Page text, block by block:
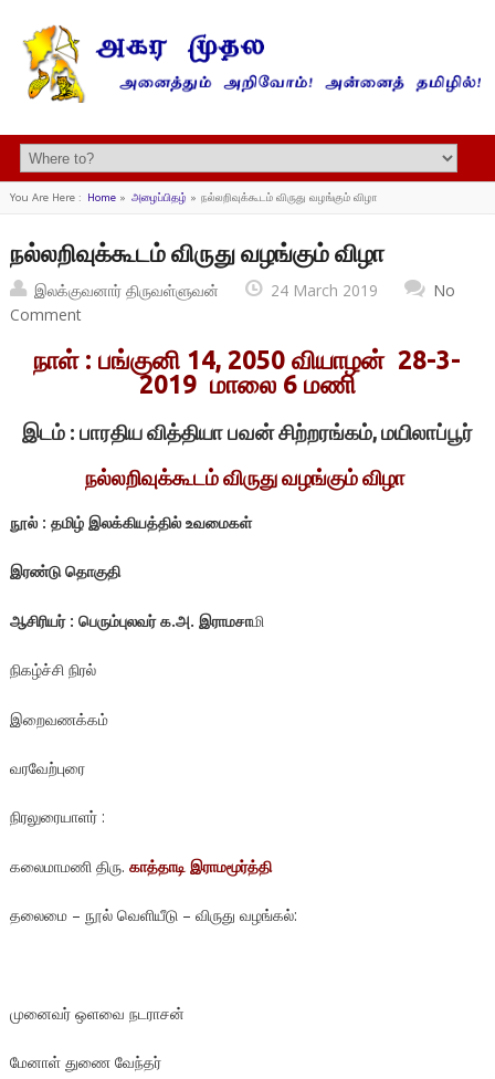
You Are Here : Home» அழைப்பிதழ் » நல்லறிவுக்கூடம் விருது வழங்கும் விழா
நல்லறிவுக்கூடம் விருது வழங்கும் விழா
இலக்குவனார் திருவள்ளுவன் 24 March 2019
No
Comment
நாள் : பங்குனி 14, 2050 வியாழன் 28-3-
2019 மாலை 6 மணி
இடம் : பாரதிய வித்தியா பவன் சிற்றரங்கம், மயிலாப்பூர்
நல்லறிவுக்கூடம் விருது வழங்கும் விழா
நூல் : தமிழ் இலக்கியத்தில் உவமைகள்
இரண்டு தொகுதி
ஆசிரியர் : பெரும்புலவர் க.அ. இராமசாமி
நிகழ்ச்சி நிரல்
இறைவணக்கம்
வரவேற்புரை
நிரலுரையாளர் :
கலைமாமணி திரு. காத்தாடி இராமமூர்த்தி
தலைமை – நூல் வெளியீடு – விருது வழங்கல்:
முனைவர் ஒளவை நடராசன்
மேனாள் துணை வேந்தர்